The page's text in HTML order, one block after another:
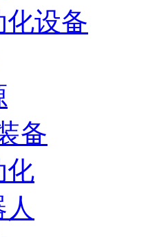
化设备
备
化